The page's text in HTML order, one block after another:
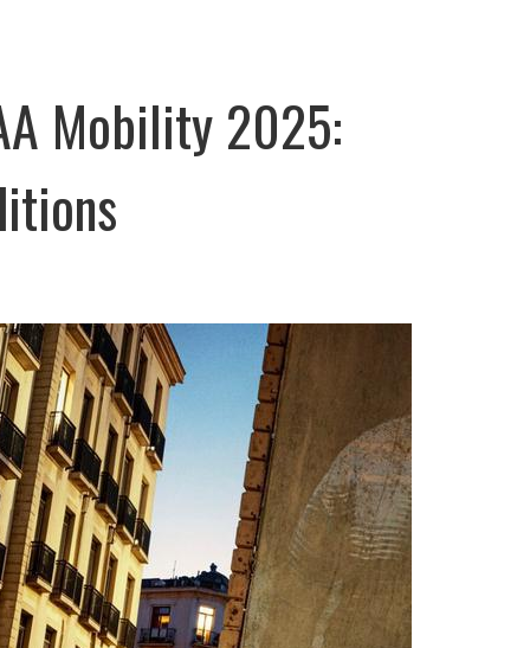
Mobility 2025: